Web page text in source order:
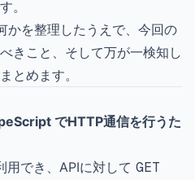
。
かを整理したうえで、今回の
きこと、そして万が一検知し
とめます。
でHTTP通信を行うた
でき、APIに対して GET